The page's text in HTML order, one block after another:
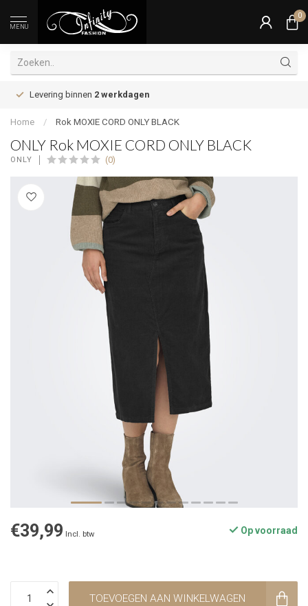
MENU
0
Levering binnen 2 werkdagen
Home / Rok MOXIE CORD ONLY BLACK
ONLY Rok MOXIE CORD ONLY BLACK
ONLY (0)
€39,99 Incl. btw Op voorraad
TOEVOEGEN AAN WINKELWAGEN